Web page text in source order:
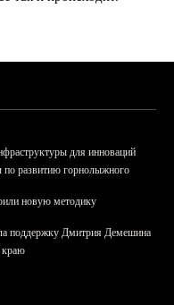
для инноваций
по развитию горнолыжного
новую методику
поддержку Дмитрия Демешина
краю